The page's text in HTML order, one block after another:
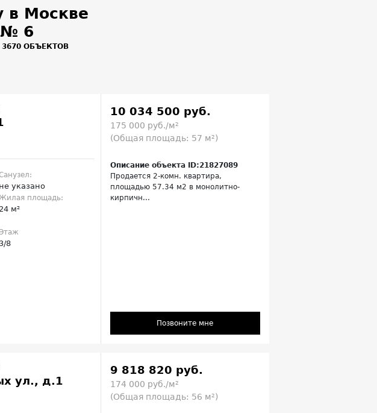
в Москве
№ 6
3670 ОБЪЕКТОВ
не указано
площадь:
24 м²
3/8
10 034 500 руб.
175 000 руб./м²
(Общая площадь: 57 м²)
Описание объекта ID:21827089
Продается 2-комн. квартира,
площадью 57.34 м2 в монолитно-
кирпичн...
Позвоните мне
ул., д.1
9 818 820 руб.
174 000 руб./м²
(Общая площадь: 56 м²)